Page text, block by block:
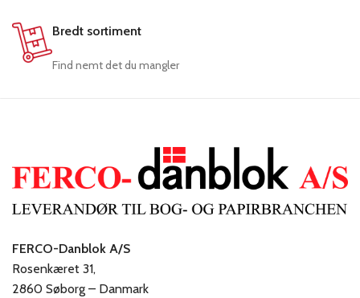
Bredt sortiment
Find nemt det du mangler
FERCO-Danblok A/S
Rosenkæret 31,
2860 Søborg – Danmark